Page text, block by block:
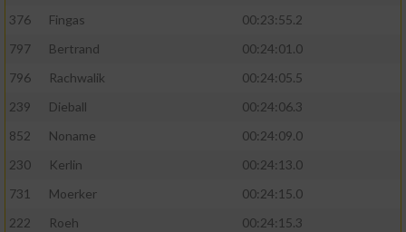
376
Fingas
00:23:55.2
797
Bertrand
00:24:01.0
796
Rachwalik
00:24:05.5
239
Dieball
00:24:06.3
852
Noname
00:24:09.0
230
Kerlin
00:24:13.0
731
Moerker
00:24:15.0
222
Roeh
00:24:15.3